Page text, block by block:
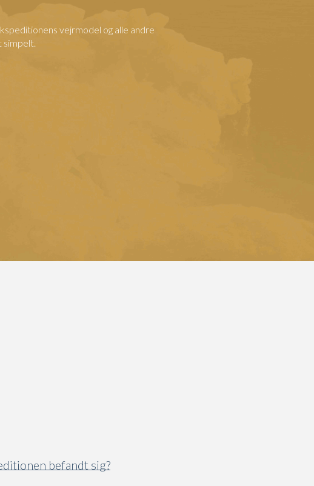
vejrmodel og alle andre
befandt sig?